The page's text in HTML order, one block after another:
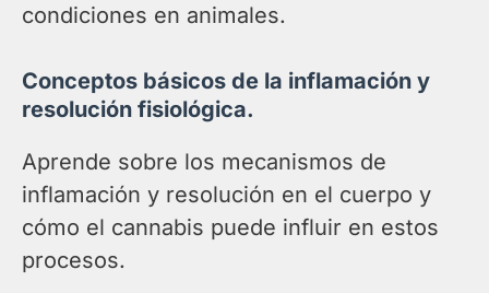
condiciones en animales.
Conceptos básicos de la inflamación y
resolución fisiológica.
Aprende sobre los mecanismos de
inflamación y resolución en el cuerpo y
cómo el cannabis puede influir en estos
procesos.